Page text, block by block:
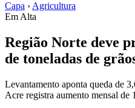
Capa › Agricultura
Em Alta
Região Norte deve
de toneladas de
Levantamento aponta queda de
Acre registra aumento mensal de